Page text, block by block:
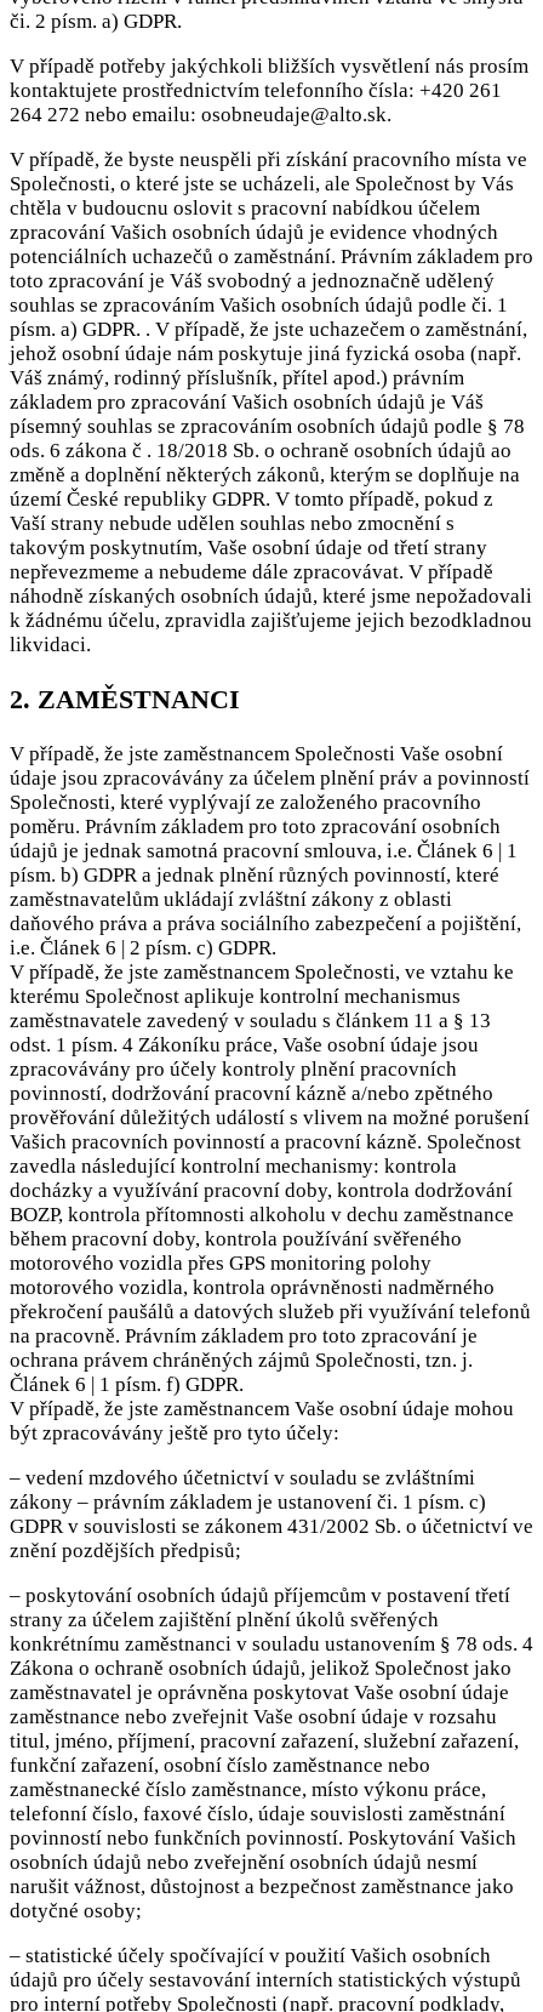
či. 2 písm. a) GDPR.
V případě potřeby jakýchkoli bližších vysvětlení nás prosím
kontaktujete prostřednictvím telefonního čísla: +420 261
264 272 nebo emailu: osobneudaje@alto.sk.
V případě, že byste neuspěli při získání pracovního místa ve
Společnosti, o které jste se ucházeli, ale Společnost by Vás
chtěla v budoucnu oslovit s pracovní nabídkou účelem
zpracování Vašich osobních údajů je evidence vhodných
potenciálních uchazečů o zaměstnání. Právním základem pro
toto zpracování je Váš svobodný a jednoznačně udělený
souhlas se zpracováním Vašich osobních údajů podle či. 1
písm. a) GDPR. . V případě, že jste uchazečem o zaměstnání,
jehož osobní údaje nám poskytuje jiná fyzická osoba (např.
Váš známý, rodinný příslušník, přítel apod.) právním
základem pro zpracování Vašich osobních údajů je Váš
písemný souhlas se zpracováním osobních údajů podle § 78
ods. 6 zákona č . 18/2018 Sb. o ochraně osobních údajů ao
změně a doplnění některých zákonů, kterým se doplňuje na
území České republiky GDPR. V tomto případě, pokud z
Vaší strany nebude udělen souhlas nebo zmocnění s
takovým poskytnutím, Vaše osobní údaje od třetí strany
nepřevezmeme a nebudeme dále zpracovávat. V případě
náhodně získaných osobních údajů, které jsme nepožadovali
k žádnému účelu, zpravidla zajišťujeme jejich bezodkladnou
likvidaci.
2. ZAMĚSTNANCI
V případě, že jste zaměstnancem Společnosti Vaše osobní
údaje jsou zpracovávány za účelem plnění práv a povinností
Společnosti, které vyplývají ze založeného pracovního
poměru. Právním základem pro toto zpracování osobních
údajů je jednak samotná pracovní smlouva, i.e. Článek 6 | 1
písm. b) GDPR a jednak plnění různých povinností, které
zaměstnavatelům ukládají zvláštní zákony z oblasti
daňového práva a práva sociálního zabezpečení a pojištění,
i.e. Článek 6 | 2 písm. c) GDPR.
V případě, že jste zaměstnancem Společnosti, ve vztahu ke
kterému Společnost aplikuje kontrolní mechanismus
zaměstnavatele zavedený v souladu s článkem 11 a § 13
odst. 1 písm. 4 Zákoníku práce, Vaše osobní údaje jsou
zpracovávány pro účely kontroly plnění pracovních
povinností, dodržování pracovní kázně a/nebo zpětného
prověřování důležitých událostí s vlivem na možné porušení
Vašich pracovních povinností a pracovní kázně. Společnost
zavedla následující kontrolní mechanismy: kontrola
docházky a využívání pracovní doby, kontrola dodržování
BOZP, kontrola přítomnosti alkoholu v dechu zaměstnance
během pracovní doby, kontrola používání svěřeného
motorového vozidla přes GPS monitoring polohy
motorového vozidla, kontrola oprávněnosti nadměrného
překročení paušálů a datových služeb při využívání telefonů
na pracovně. Právním základem pro toto zpracování je
ochrana právem chráněných zájmů Společnosti, tzn. j.
Článek 6 | 1 písm. f) GDPR.
V případě, že jste zaměstnancem Vaše osobní údaje mohou
být zpracovávány ještě pro tyto účely:
– vedení mzdového účetnictví v souladu se zvláštními
zákony – právním základem je ustanovení či. 1 písm. c)
GDPR v souvislosti se zákonem 431/2002 Sb. o účetnictví ve
znění pozdějších předpisů;
– poskytování osobních údajů příjemcům v postavení třetí
strany za účelem zajištění plnění úkolů svěřených
konkrétnímu zaměstnanci v souladu ustanovením § 78 ods. 4
Zákona o ochraně osobních údajů, jelikož Společnost jako
zaměstnavatel je oprávněna poskytovat Vaše osobní údaje
zaměstnance nebo zveřejnit Vaše osobní údaje v rozsahu
titul, jméno, příjmení, pracovní zařazení, služební zařazení,
funkční zařazení, osobní číslo zaměstnance nebo
zaměstnanecké číslo zaměstnance, místo výkonu práce,
telefonní číslo, faxové číslo, údaje souvislosti zaměstnání
povinností nebo funkčních povinností. Poskytování Vašich
osobních údajů nebo zveřejnění osobních údajů nesmí
narušit vážnost, důstojnost a bezpečnost zaměstnance jako
dotyčné osoby;
– statistické účely spočívající v použití Vašich osobních
údajů pro účely sestavování interních statistických výstupů
pro interní potřeby Společnosti (např. pracovní podklady,